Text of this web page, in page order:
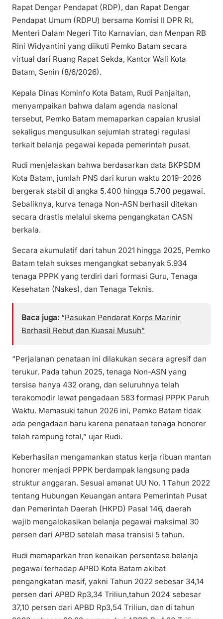
Rapat Dengar Pendapat (RDP), dan Rapat Dengar
Pendapat Umum (RDPU) bersama Komisi II DPR RI,
Menteri Dalam Negeri Tito Karnavian, dan Menpan RB
Rini Widyantini yang diikuti Pemko Batam secara
virtual dari Ruang Rapat Sekda, Kantor Wali Kota
Batam, Senin (8/6/2026).
Kepala Dinas Kominfo Kota Batam, Rudi Panjaitan,
menyampaikan bahwa dalam agenda nasional
tersebut, Pemko Batam memaparkan capaian krusial
sekaligus mengusulkan sejumlah strategi regulasi
terkait belanja pegawai kepada pemerintah pusat.
Rudi menjelaskan bahwa berdasarkan data BKPSDM
Kota Batam, jumlah PNS dari kurun waktu 2019–2026
bergerak stabil di angka 5.400 hingga 5.700 pegawai.
Sebaliknya, kurva tenaga Non-ASN berhasil ditekan
secara drastis melalui skema pengangkatan CASN
berkala.
Secara akumulatif dari tahun 2021 hingga 2025, Pemko
Batam telah sukses mengangkat sebanyak 5.934
tenaga PPPK yang terdiri dari formasi Guru, Tenaga
Kesehatan (Nakes), dan Tenaga Teknis.
Baca juga: “Pasukan Pendarat Korps Marinir
Berhasil Rebut dan Kuasai Musuh”
“Perjalanan penataan ini dilakukan secara agresif dan
terukur. Pada tahun 2025, tenaga Non-ASN yang
tersisa hanya 432 orang, dan seluruhnya telah
terakomodir lewat pengadaan 583 formasi PPPK Paruh
Waktu. Memasuki tahun 2026 ini, Pemko Batam tidak
ada pengadaan baru karena penataan tenaga honorer
telah rampung total,” ujar Rudi.
Keberhasilan mengamankan status kerja ribuan mantan
honorer menjadi PPPK berdampak langsung pada
struktur anggaran. Sesuai amanat UU No. 1 Tahun 2022
tentang Hubungan Keuangan antara Pemerintah Pusat
dan Pemerintah Daerah (HKPD) Pasal 146, daerah
wajib mengalokasikan belanja pegawai maksimal 30
persen dari APBD setelah masa transisi 5 tahun.
Rudi memaparkan tren kenaikan persentase belanja
pegawai terhadap APBD Kota Batam akibat
pengangkatan masif, yakni Tahun 2022 sebesar 34,14
persen dari APBD Rp3,34 Triliun,tahun 2024 sebesar
37,10 persen dari APBD Rp3,54 Triliun, dan di tahun